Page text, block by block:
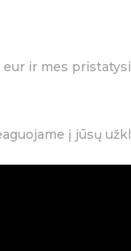
ir mes
į jūsų